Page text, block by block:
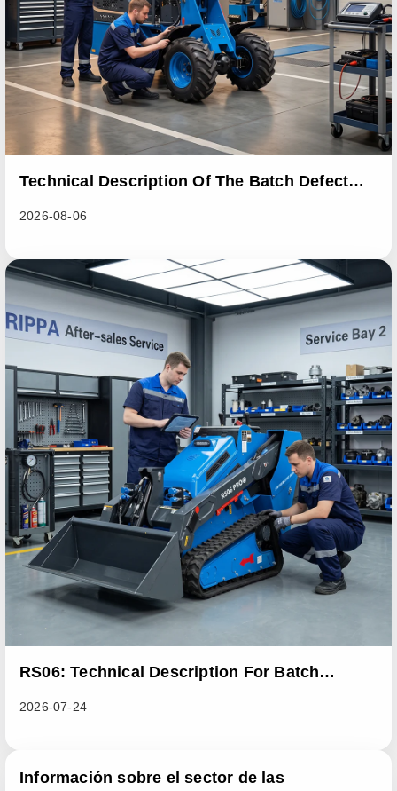
Technical Description Of The Batch Defect
2026-08-06
RS06: Technical Description For Batch
2026-07-24
Información sobre el sector de las